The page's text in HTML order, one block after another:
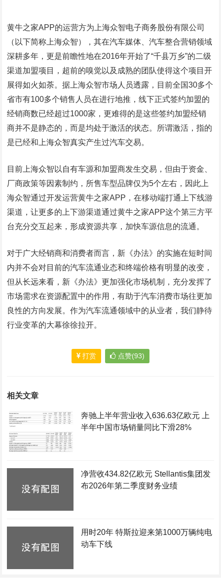
黄牛之家APP的运营方为上海众智电子商务股份有限公司
（以下简称上海众智），其在汽车媒体、汽车整合营销领域
深耕多年，更是前瞻性地在2016年开始了“千县万乡”的二级
渠道加盟项目，超前的嗅觉以及成熟的团队使得这个项目开
展得如火如荼。据上海众智市场人员透露，目前全国30多个
省市有100多个销售人员在进行地推，线下正式签约加盟的
经销商数已经超过1000家，更难得的是这些签约加盟经销
商并不是静态的，而是均处于激活的状态。所谓激活，指的
是已经和上海众智真实产生过汽车交易。
目前上海众智以自有车源和加盟商发生交易，但由于资金、
厂商政策等因素制约，所售车型品牌仅为5个左右，因此上
海众智通过开发运营黄牛之家APP，在移动端打通上下线游
渠道，让更多的上下游渠道通过黄牛之家APP这个第三方平
台充分交互起来，形成资源共享，加快车源信息的流通。
对于广大经销商和消费者而言，新《办法》的实施在短时间
内并不会对目前的汽车流通业态和终端价格有明显的改变，
但从长远来看，新《办法》更加强化市场机制，充分发挥了
市场需求在资源配置中的作用，有助于汽车消费市场往更加
良性的方向发展。作为汽车流通领域中的从业者，我们静待
行业变革的大幕徐徐拉开。
打赏 点赞(93)
相关文章
奔驰上半年营业收入636.63亿欧元 上
半年中国市场销量同比下滑28%
净营收434.82亿欧元 Stellantis集团发
布2026年第二季度财务业绩
用时20年 特斯拉迎来第1000万辆纯电
动车下线